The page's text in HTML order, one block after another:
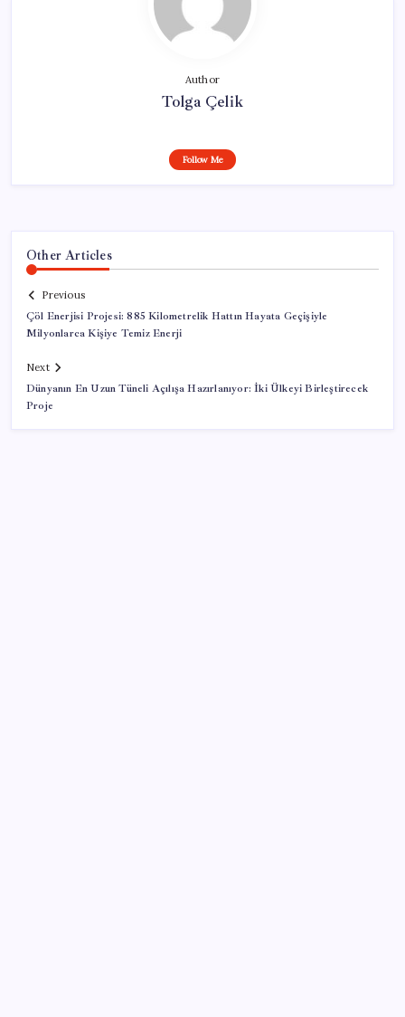
Author
Tolga Çelik
Follow Me
Other Articles
Previous
Çöl Enerjisi Projesi: 885 Kilometrelik Hattın Hayata Geçişiyle
Milyonlarca Kişiye Temiz Enerji
Next
Dünyanın En Uzun Tüneli Açılışa Hazırlanıyor: İki Ülkeyi Birleştirecek
Proje